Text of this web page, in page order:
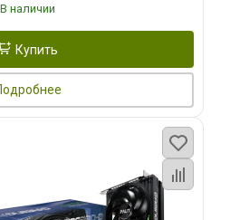
В наличии
Купить